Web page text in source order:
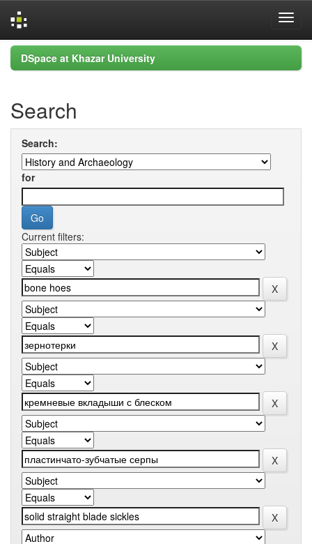
Skip
navigation
DSpace at Khazar University
Search
Search:
for
Current filters: